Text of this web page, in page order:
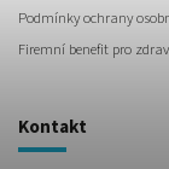
Podmínky ochrany
Firemní benefit pro
Kontakt